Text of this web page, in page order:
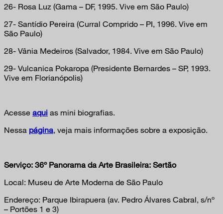
26- Rosa Luz (Gama – DF, 1995. Vive em São Paulo)
27- Santídio Pereira (Curral Comprido – PI, 1996. Vive em
São Paulo)
28- Vânia Medeiros (Salvador, 1984. Vive em São Paulo)
29- Vulcanica Pokaropa (Presidente Bernardes – SP, 1993.
Vive em Florianópolis)
Acesse aqui as mini biografias.
Nessa página , veja mais informações sobre a exposição.
Serviço: 36º Panorama da Arte Brasileira: Sertão
Local: Museu de Arte Moderna de São Paulo
Endereço: Parque Ibirapuera (av. Pedro Álvares Cabral, s/nº
– Portões 1 e 3)